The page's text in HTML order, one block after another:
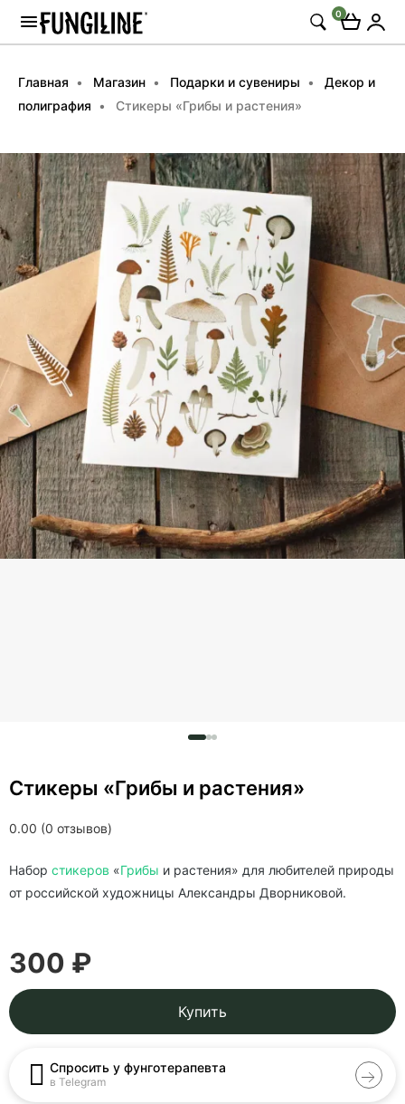
0
Главная Магазин Подарки и сувениры
Декор и
полиграфия
Стикеры «Грибы и растения»
0.00 (0 отзывов)
Стикеры «Грибы и растения»
Набор стикеров «Грибы и растения» для любителей природы
от российской художницы Александры Дворниковой.
300 ₽
Купить
Спросить у фунготерапевта
в Telegram